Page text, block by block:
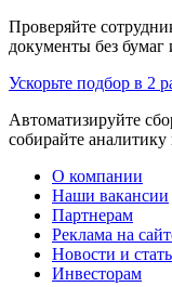
Проверяйте
документы без
Ускорьте подбор в 2
Автоматизируйте
собирайте аналитику
О компании
Наши вакансии
Партнерам
Реклама на
Новости и
Инвесторам